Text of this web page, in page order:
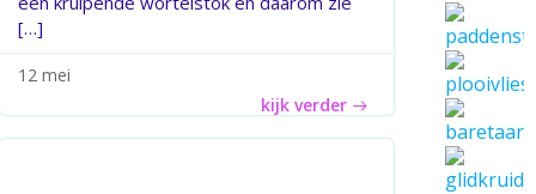
[…]
12 mei
kijk verder